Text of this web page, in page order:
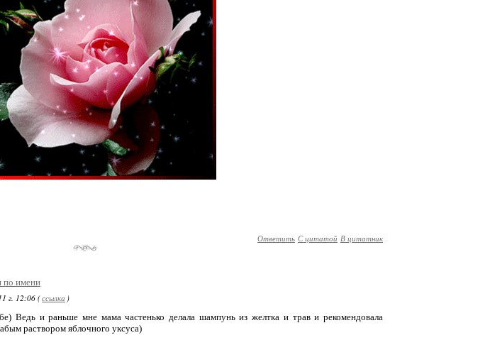
Ответить С цитатой В цитатник
по имени
г. 12:06 (ссылка )
Ведь и раньше мне мама частенько делала шампунь из желтка и трав и рекомендовала
раствором яблочного уксуса)